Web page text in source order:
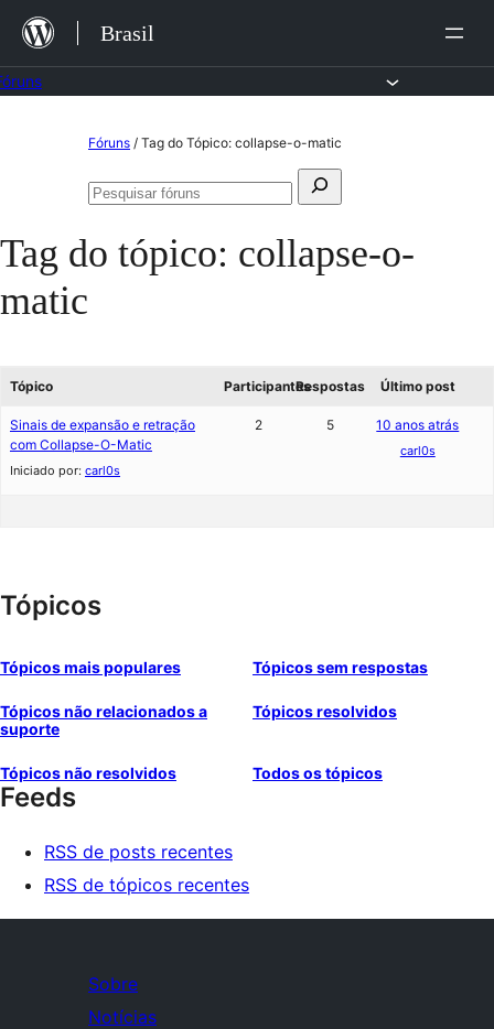
para
o
Brasil
Fóruns / Tag do Tópico: collapse-o-matic
Pesquisar
Pesquisar
Tag do tópico: collapse-o-
matic
Tópico ParticipantesRespostas Último post
Sinais de expansão e retração
com Collapse-O-Matic
Iniciado por: carl0s
2 5 10 anos atrás
carl0s
Tópicos
Tópicos mais populares Tópicos sem respostas
Tópicos não relacionados a
suporte
Tópicos resolvidos
Tópicos não resolvidos Todos os tópicos
Feeds
RSS de posts recentes
RSS de tópicos recentes
Sobre
Notícias